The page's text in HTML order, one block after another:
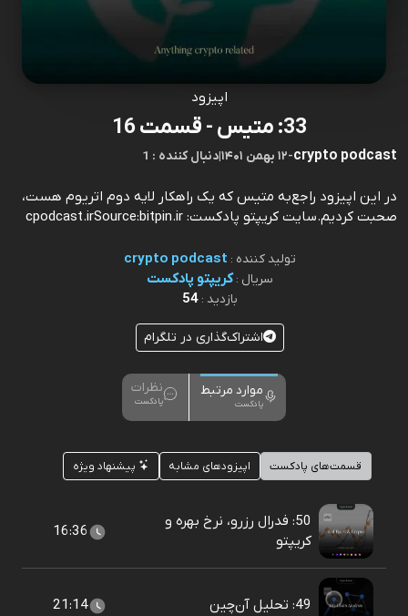
اپیزود
33: متیس - قسمت 16
crypto podcast
-۱۲ بهمن ۱۴۰۱ |1 : دنبال کننده
در این اپیزود راجع‌به متیس که یک راهکار لایه دوم اتریوم هست،
صحبت کردیم.سایت کریپتو پادکست: cpodcast.irSource:bitpin.ir
تولید کننده : crypto podcast
سریال :کریپتو پادکست
بازدید :54
اشتراک‌گذاری در تلگرام
موارد مرتبط
پادکست
نظرات
پادکست
قسمت‌های پادکست اپیزودهای مشابه پیشنهاد ویژه
50: فدرال رزرو، نرخ بهره و
کریپتو
16:36
49: تحلیل آن‌چین 21:14